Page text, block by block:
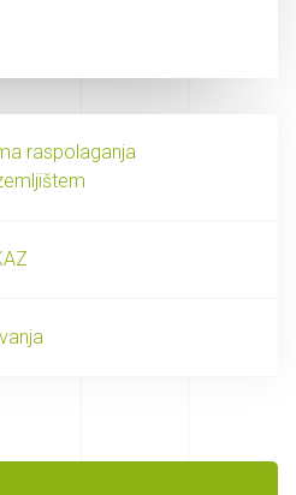
raspolaganja